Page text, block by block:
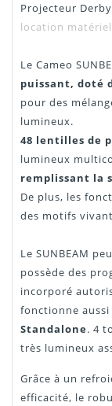
Manuel /
Notice
Projecteur
location
Le Cameo
puissant, doté
pour des
lumineux.
48 lentilles de
lumineux
remplissant la
De plus, les
des motifs
Le SUNBEAM
possède des
incorporé
fonctionne
Standalone. 4
très lumineux
Grâce à un
efficacité, le